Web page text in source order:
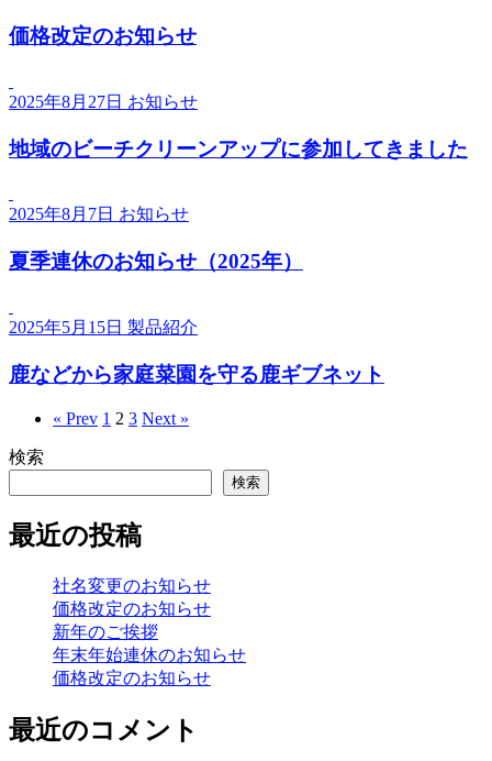
価格改定のお知らせ
2025年8月27日 お知らせ
地域のビーチクリーンアップに参加してきました
2025年8月7日 お知らせ
夏季連休のお知らせ（2025年）
2025年5月15日 製品紹介
鹿などから家庭菜園を守る鹿ギブネット
« Prev 1 2 3 Next »
検索
検索
最近の投稿
社名変更のお知らせ
価格改定のお知らせ
新年のご挨拶
年末年始連休のお知らせ
価格改定のお知らせ
最近のコメント